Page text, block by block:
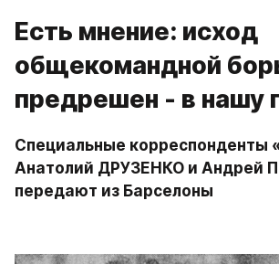
Есть мнение: исход
общекомандной
предрешен - в нашу
Специальные корреспонденты
Анатолий ДРУЗЕНКО и Андрей
передают из Барселоны